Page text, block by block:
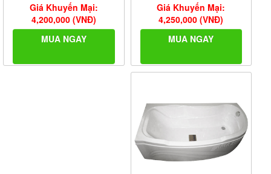
Giá Khuyến Mại:
4,200,000 (VNĐ)
MUA NGAY
Giá Khuyến Mại:
4,250,000 (VNĐ)
MUA NGAY